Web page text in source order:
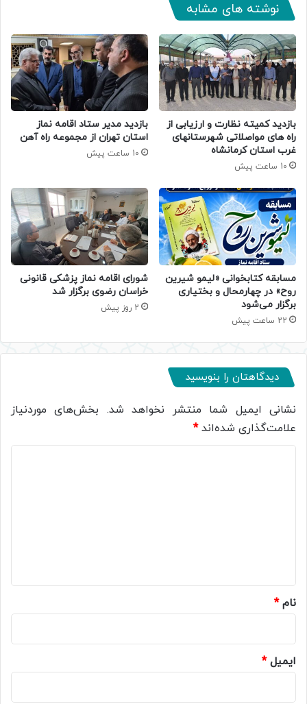
نوشته های مشابه
بازدید کمیته نظارت و ارزیابی از
راه های مواصلاتی شهرستانهای
غرب استان کرمانشاه
10 ساعت پیش
بازدید مدیر ستاد اقامه نماز
استان تهران از مجموعه راه آهن
10 ساعت پیش
مسابقه کتابخوانی «لیمو شیرین
روح» در چهارمحال و بختیاری
برگزار می‌شود
22 ساعت پیش
شورای اقامه نماز پزشکی قانونی
خراسان رضوی برگزار شد
2 روز پیش
دیدگاهتان را بنویسید
نشانی ایمیل شما منتشر نخواهد شد. بخش‌های موردنیاز
علامت‌گذاری شده‌اند*
نام*
ایمیل*